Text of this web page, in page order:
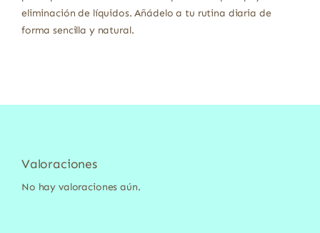
eliminación de líquidos. Añádelo a tu rutina diaria de
forma sencilla y natural.
Valoraciones
No hay valoraciones aún.